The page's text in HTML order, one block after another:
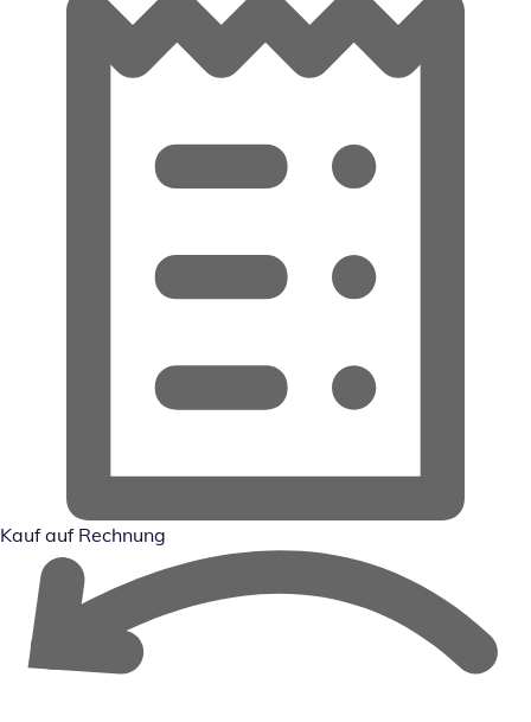
Kauf auf Rechnung